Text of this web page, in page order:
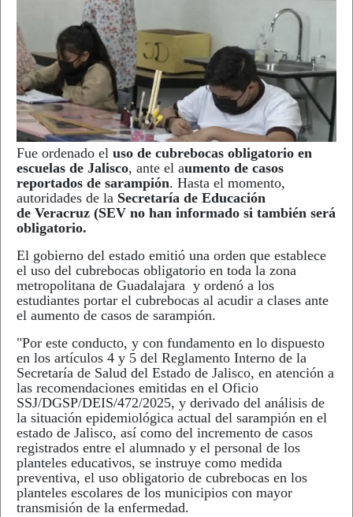
Fue ordenado el uso de cubrebocas obligatorio en
escuelas de Jalisco, ante el aumento de casos
reportados de sarampión. Hasta el momento,
autoridades de la Secretaría de Educación
de Veracruz (SEV no han informado si también será
obligatorio.
El gobierno del estado emitió una orden que establece
el uso del cubrebocas obligatorio en toda la zona
metropolitana de Guadalajara y ordenó a los
estudiantes portar el cubrebocas al acudir a clases ante
el aumento de casos de sarampión.
"Por este conducto, y con fundamento en lo dispuesto
en los artículos 4 y 5 del Reglamento Interno de la
Secretaría de Salud del Estado de Jalisco, en atención a
las recomendaciones emitidas en el Oficio
SSJ/DGSP/DEIS/472/2025, y derivado del análisis de
la situación epidemiológica actual del sarampión en el
estado de Jalisco, así como del incremento de casos
registrados entre el alumnado y el personal de los
planteles educativos, se instruye como medida
preventiva, el uso obligatorio de cubrebocas en los
planteles escolares de los municipios con mayor
transmisión de la enfermedad.